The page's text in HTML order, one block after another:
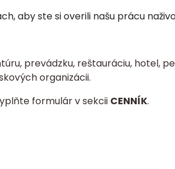
aby ste si overili našu prácu
prevádzku, reštauráciu, hotel,
organizácii.
formulár v sekcii CENNÍK.